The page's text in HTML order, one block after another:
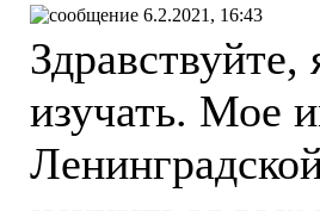
6.2.2021, 16:43
изучать. Мое